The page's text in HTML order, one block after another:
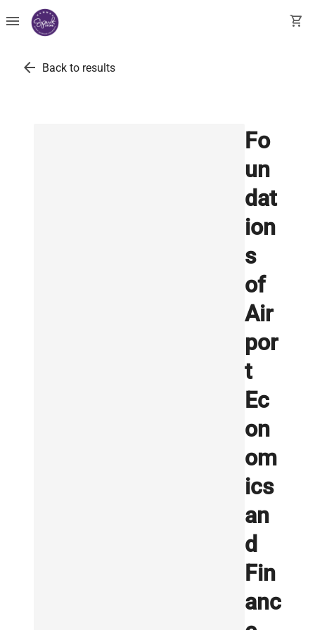
menu shopping_cart
arrow_back Back to results
Fo
un
dat
ion
s
of
Air
por
t
Ec
on
om
ics
an
d
Fin
anc